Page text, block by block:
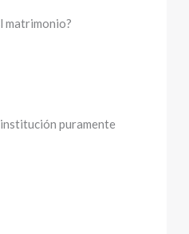
matrimonio?
puramente